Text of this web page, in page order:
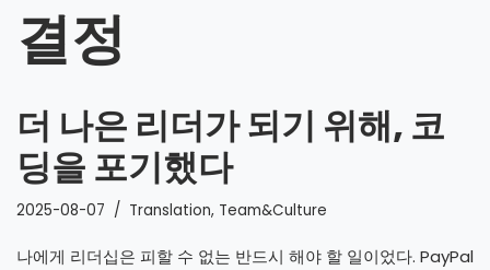
기
결정
더 나은 리더가 되기 위해, 코
딩을 포기했다
2025-08-07 Translation, Team&Culture
나에게 리더십은 피할 수 없는 반드시 해야 할 일이었다. PayPal